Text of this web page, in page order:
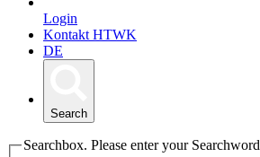
Login
Kontakt HTWK
DE
Search
Searchbox. Please enter your Searchword